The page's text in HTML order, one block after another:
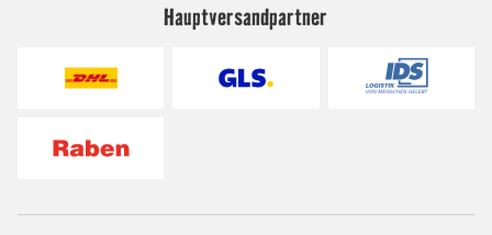
Hauptversandpartner